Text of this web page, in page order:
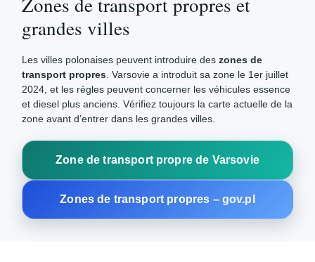
grandes villes
Les villes polonaises peuvent introduire des zones de
transport propres . Varsovie a introduit sa zone le 1er juillet
2024, et les règles peuvent concerner les véhicules essence
et diesel plus anciens. Vérifiez toujours la carte actuelle de la
zone avant d’entrer dans les grandes villes.
Zone de transport propre de Varsovie
Zones de transport propres – gov.pl